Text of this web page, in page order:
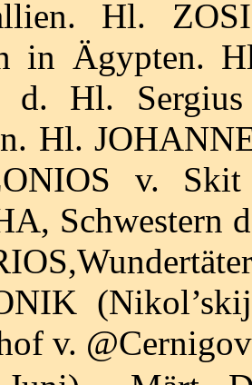
Hl.
in Ägypten.
d. Hl.
Hl.
v.
Schwestern
v.